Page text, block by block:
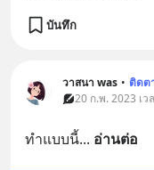
บันทึก
วาสนา was • ติดต
20 ก.พ. 2023 เ
ทำแบบนี้... อ่านต่อ